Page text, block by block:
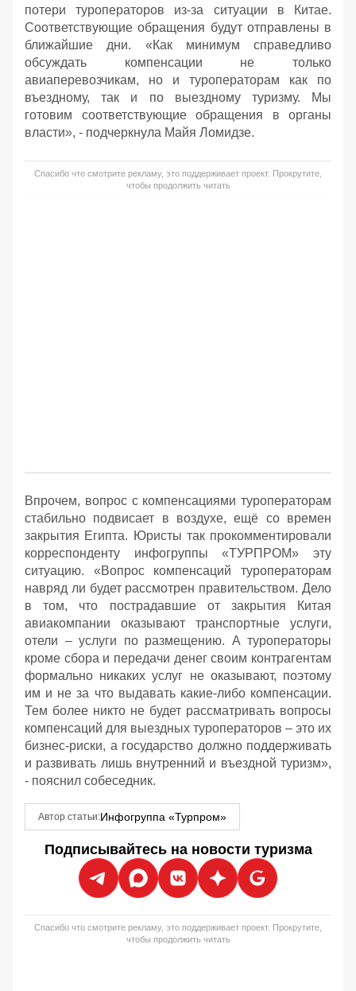
потери туроператоров из-за ситуации в Китае.
Соответствующие обращения будут отправлены в
ближайшие дни. «Как минимум справедливо
обсуждать компенсации не только
авиаперевозчикам, но и туроператорам как по
въездному, так и по выездному туризму. Мы
готовим соответствующие обращения в органы
власти», - подчеркнула Майя Ломидзе.
Спасибо что смотрите рекламу, это поддерживает проект. Прокрутите,
чтобы продолжить читать
Впрочем, вопрос с компенсациями туроператорам
стабильно подвисает в воздухе, ещё со времен
закрытия Египта. Юристы так прокомментировали
корреспонденту инфогруппы «ТУРПРОМ» эту
ситуацию. «Вопрос компенсаций туроператорам
навряд ли будет рассмотрен правительством. Дело
в том, что пострадавшие от закрытия Китая
авиакомпании оказывают транспортные услуги,
отели – услуги по размещению. А туроператоры
кроме сбора и передачи денег своим контрагентам
формально никаких услуг не оказывают, поэтому
им и не за что выдавать какие-либо компенсации.
Тем более никто не будет рассматривать вопросы
компенсаций для выездных туроператоров – это их
бизнес-риски, а государство должно поддерживать
и развивать лишь внутренний и въездной туризм»,
- пояснил собеседник.
Автор статьи:Инфогруппа «Турпром»
Подписывайтесь на новости туризма
Спасибо что смотрите рекламу, это поддерживает проект. Прокрутите,
чтобы продолжить читать